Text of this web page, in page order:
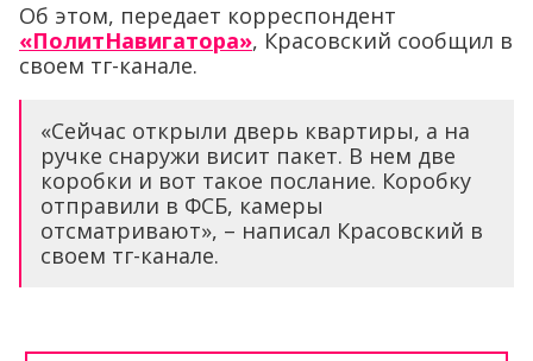
Об этом, передает корреспондент
«ПолитНавигатора», Красовский сообщил в
своем тг-канале.
«Сейчас открыли дверь квартиры, а на
ручке снаружи висит пакет. В нем две
коробки и вот такое послание. Коробку
отправили в ФСБ, камеры
отсматривают», – написал Красовский в
своем тг-канале.